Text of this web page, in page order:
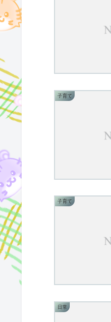
子育て
子育て
日常